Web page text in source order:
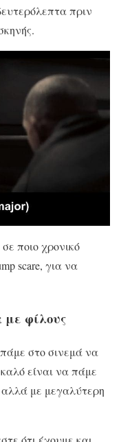
πριν
ποιο χρονικό
scare, για να
φίλους
στο σινεμά να
είναι να πάμε
αλλά με μεγαλύτερη